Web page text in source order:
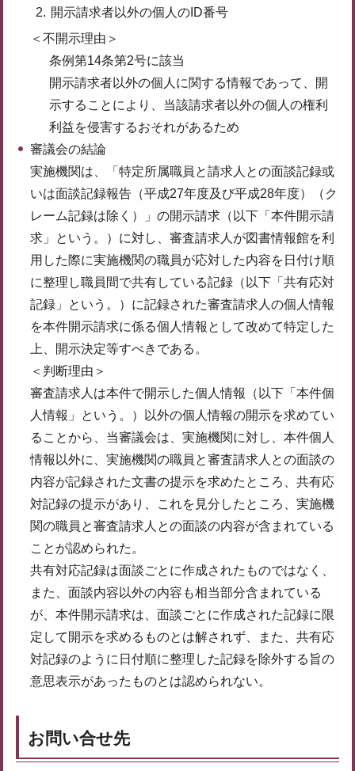
開示請求者以外の個人のID番号
＜不開示理由＞
条例第14条第2号に該当
開示請求者以外の個人に関する情報であって、開
示することにより、当該請求者以外の個人の権利
利益を侵害するおそれがあるため
審議会の結論
実施機関は、「特定所属職員と請求人との面談記録或
いは面談記録報告（平成27年度及び平成28年度）（ク
レーム記録は除く）」の開示請求（以下「本件開示請
求」という。）に対し、審査請求人が図書情報館を利
用した際に実施機関の職員が応対した内容を日付け順
に整理し職員間で共有している記録（以下「共有応対
記録」という。）に記録された審査請求人の個人情報
を本件開示請求に係る個人情報として改めて特定した
上、開示決定等すべきである。
＜判断理由＞
審査請求人は本件で開示した個人情報（以下「本件個
人情報」という。）以外の個人情報の開示を求めてい
ることから、当審議会は、実施機関に対し、本件個人
情報以外に、実施機関の職員と審査請求人との面談の
内容が記録された文書の提示を求めたところ、共有応
対記録の提示があり、これを見分したところ、実施機
関の職員と審査請求人との面談の内容が含まれている
ことが認められた。
共有対応記録は面談ごとに作成されたものではなく、
また、面談内容以外の内容も相当部分含まれている
が、本件開示請求は、面談ごとに作成された記録に限
定して開示を求めるものとは解されず、また、共有応
対記録のように日付順に整理した記録を除外する旨の
意思表示があったものとは認められない。
お問い合せ先